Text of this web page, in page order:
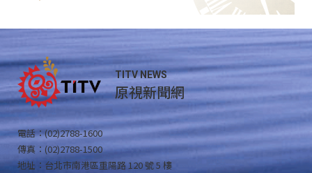
TITV NEWS
原視新聞網
電話：(02)2788-1600
傳真：(02)2788-1500
地址：台北市南港區重陽路 120 號 5 樓